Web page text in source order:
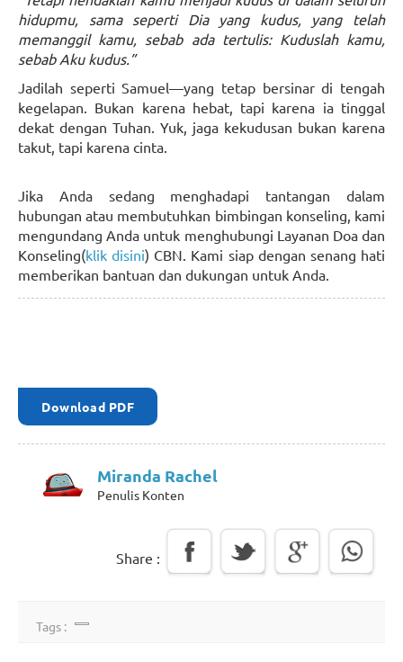
hidupmu, sama seperti Dia yang kudus, yang telah
memanggil kamu, sebab ada tertulis: Kuduslah kamu,
sebab Aku kudus.”
Jadilah seperti Samuel—yang tetap bersinar di tengah
kegelapan. Bukan karena hebat, tapi karena ia tinggal
dekat dengan Tuhan. Yuk, jaga kekudusan bukan karena
takut, tapi karena cinta.
Jika Anda sedang menghadapi tantangan dalam
hubungan atau membutuhkan bimbingan konseling, kami
mengundang Anda untuk menghubungi Layanan Doa dan
Konseling(klik disini) CBN. Kami siap dengan senang hati
memberikan bantuan dan dukungan untuk Anda.
Download PDF
Miranda Rachel
Penulis Konten
Share :
Tags :